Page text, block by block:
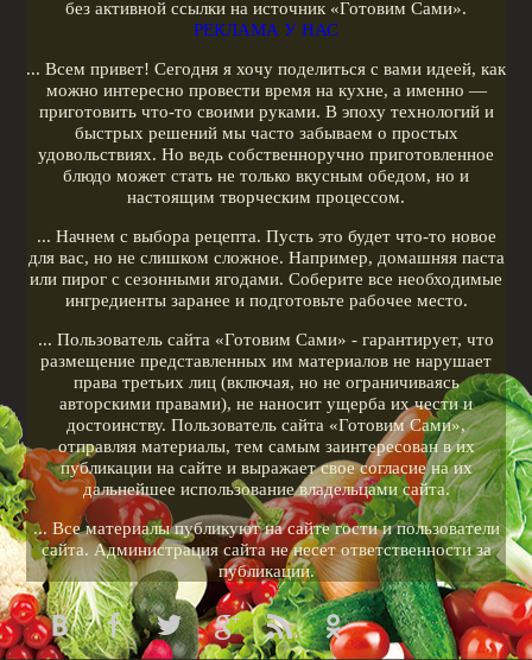
Меню диеты
Показать все теги
РЕКЛАМА У НАС
без активной ссылки на источник «Готовим Сами».
РЕКЛАМА У НАС
... Всем привет! Сегодня я хочу поделиться с вами идеей, как
можно интересно провести время на кухне, а именно —
приготовить что-то своими руками. В эпоху технологий и
быстрых решений мы часто забываем о простых
удовольствиях. Но ведь собственноручно приготовленное
блюдо может стать не только вкусным обедом, но и
настоящим творческим процессом.
... Начнем с выбора рецепта. Пусть это будет что-то новое
для вас, но не слишком сложное. Например, домашняя паста
или пирог с сезонными ягодами. Соберите все необходимые
ингредиенты заранее и подготовьте рабочее место.
... Пользователь сайта «Готовим Сами» - гарантирует, что
размещение представленных им материалов не нарушает
права третьих лиц (включая, но не ограничиваясь
авторскими правами), не наносит ущерба их чести и
достоинству. Пользователь сайта «Готовим Сами»,
отправляя материалы, тем самым заинтересован в их
публикации на сайте и выражает свое согласие на их
дальнейшее использование владельцами сайта.
... Все материалы публикуют на сайте гости и пользователи
сайта. Администрация сайта не несет ответственности за
публикации.